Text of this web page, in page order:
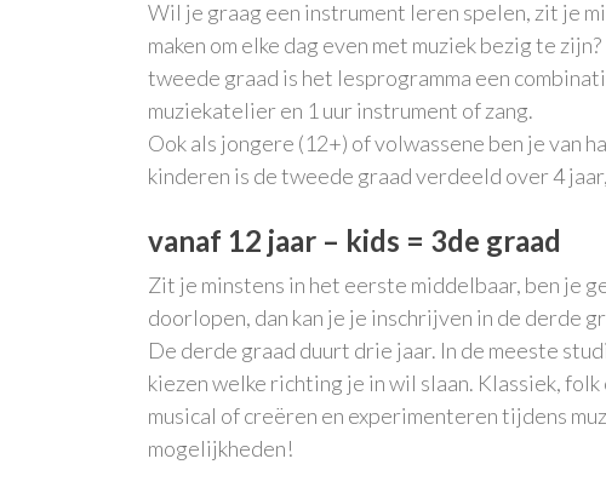
Wil je graag een instrument leren spelen, zit je
maken om elke dag even met muziek bezig te
tweede graad is het lesprogramma een
muziekatelier en 1 uur instrument of zang.
Ook als jongere (12+) of volwassene ben je van
kinderen is de tweede graad verdeeld over 4
vanaf 12 jaar – kids = 3de graad
Zit je minstens in het eerste middelbaar, ben je
doorlopen, dan kan je je inschrijven in de derde
De derde graad duurt drie jaar. In de meeste
kiezen welke richting je in wil slaan. Klassiek,
musical of creëren en experimenteren tijdens
mogelijkheden!